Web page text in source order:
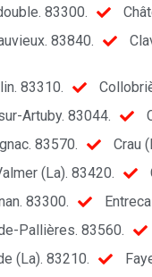
83300.
83840.
83310.
Artuby. 83044.
83570.
Crau
(La). 83420.
83300.
Pallières. 83560.
(La). 83210.